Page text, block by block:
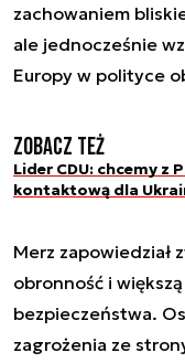
zachowaniem
ale jednocześnie
Europy w polityce
Zobacz też
Lider CDU: chcemy z
kontaktową dla
Merz zapowiedział
obronność i
bezpieczeństwa.
zagrożenia ze